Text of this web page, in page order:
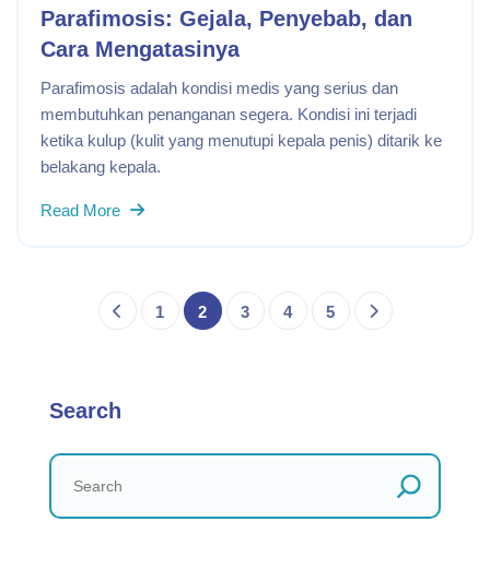
Parafimosis: Gejala, Penyebab, dan
Cara Mengatasinya
Parafimosis adalah kondisi medis yang serius dan
membutuhkan penanganan segera. Kondisi ini terjadi
ketika kulup (kulit yang menutupi kepala penis) ditarik ke
belakang kepala.
Read More
1 2 3 4 5
Search